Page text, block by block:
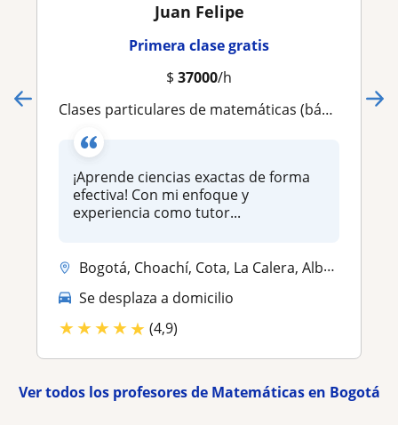
Juan Felipe
Primera clase gratis
$ 37000/h
Clases particulares de matemáticas (básicas, cálculo diferencial, integral) álgebra lineal, geometría, estadística
¡Aprende ciencias exactas de forma
efectiva! Con mi enfoque y
experiencia como tutor...
Bogotá, Choachí, Cota, La Calera, Albán (Cundinamarca), Anolaima, Chía...
Se desplaza a domicilio
★★★★★ (4,9)
Ver todos los profesores de Matemáticas en Bogotá